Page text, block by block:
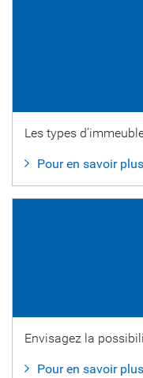
Les types
Pour en savoir plus
Envisagez la
Pour en savoir plus